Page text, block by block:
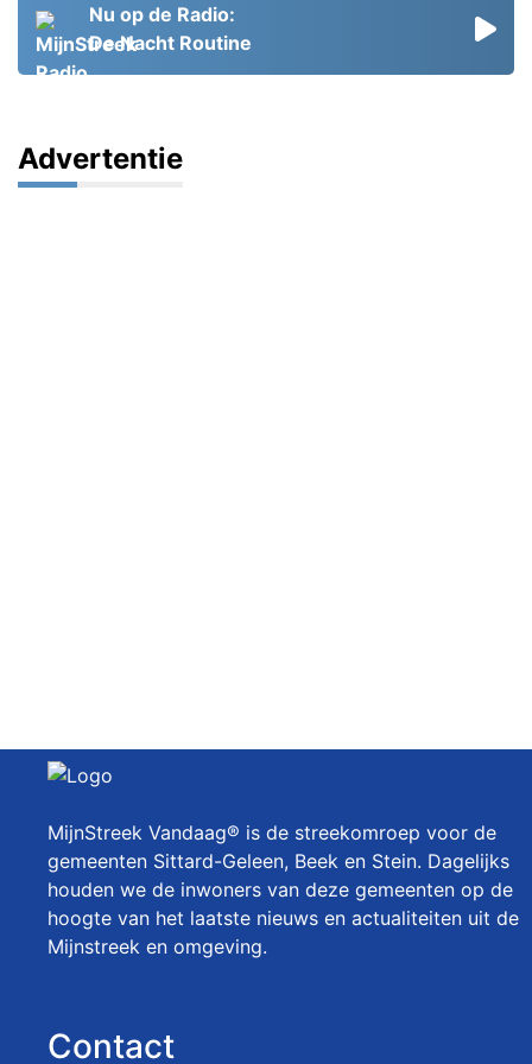
Nu op de Radio:
De Nacht Routine
Advertentie
MijnStreek Vandaag® is de streekomroep voor de
gemeenten Sittard-Geleen, Beek en Stein. Dagelijks
houden we de inwoners van deze gemeenten op de
hoogte van het laatste nieuws en actualiteiten uit de
Mijnstreek en omgeving.
Contact